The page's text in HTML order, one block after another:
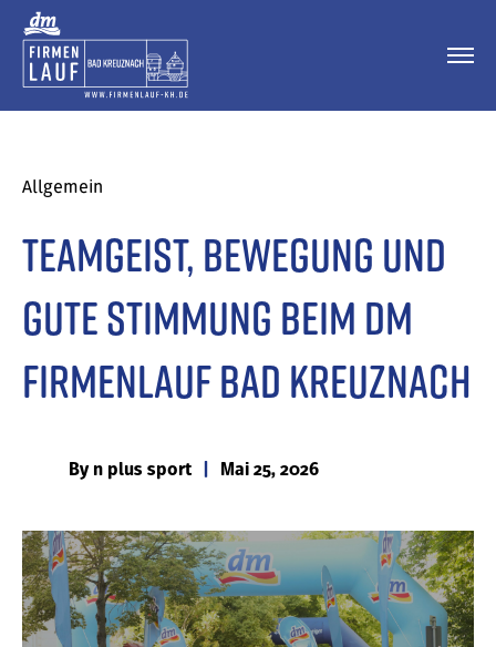
Allgemein
Teamgeist, Bewegung und
gute Stimmung beim dm
Firmenlauf Bad Kreuznach
By n plus sport Mai 25, 2026